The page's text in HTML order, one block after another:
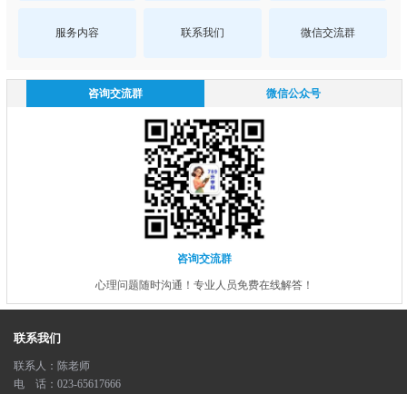
服务内容 联系我们 微信交流群
咨询交流群 微信公众号
咨询交流群
心理问题随时沟通！专业人员免费在线解答！
联系我们
联系人：陈老师
电 话：023-65617666